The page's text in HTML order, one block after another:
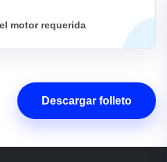
motor requerida
Descargar folleto